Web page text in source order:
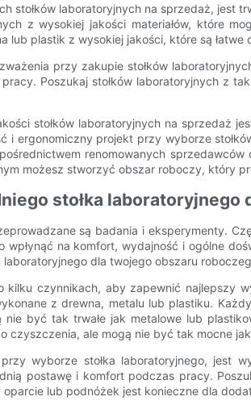
stołków laboratoryjnych na sprzedaż, jest
z wysokiej jakości materiałów, które
lub plastik z wysokiej jakości, które są
przy zakupie stołków
Poszukaj stołków laboratoryjnych z
stołków laboratoryjnych na sprzedaż
i ergonomiczny projekt przy wyborze
renomowanych
możesz stworzyć obszar roboczy, który
stołka laboratoryjnego
są badania i eksperymenty.
wpłynąć na komfort, wydajność i ogólne
dla twojego obszaru
czynnikach, aby zapewnić najlepszy
z drewna, metalu lub plastiku.
być tak trwałe jak metalowe lub
czyszczenia, ale mogą nie być tak mocne
wyborze stołka laboratoryjnego, jest
postawę i komfort podczas pracy.
lub podnóżek jest konieczne dla